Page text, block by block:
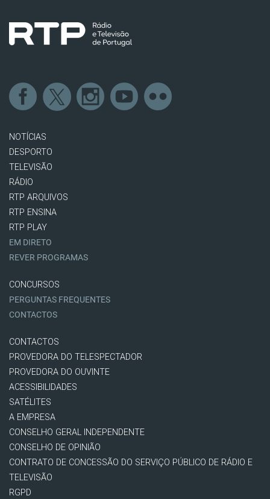
NOTÍCIAS
DESPORTO
TELEVISÃO
RÁDIO
RTP ARQUIVOS
RTP ENSINA
RTP PLAY
EM DIRETO
REVER PROGRAMAS
CONCURSOS
PERGUNTAS FREQUENTES
CONTACTOS
CONTACTOS
PROVEDORA DO TELESPECTADOR
PROVEDORA DO OUVINTE
ACESSIBILIDADES
SATÉLITES
A EMPRESA
CONSELHO GERAL INDEPENDENTE
CONSELHO DE OPINIÃO
CONTRATO DE CONCESSÃO DO SERVIÇO PÚBLICO DE RÁDIO E
TELEVISÃO
RGPD